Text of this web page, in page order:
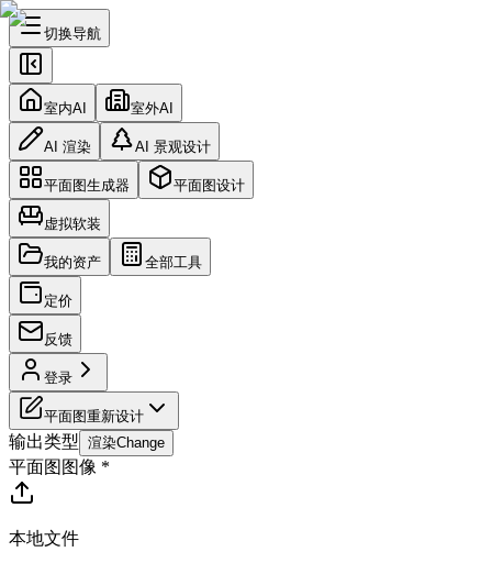
切换导航
室内AI 室外AI
AI 渲染 AI 景观设计
平面图生成器 平面图设计
虚拟软装
我的资产 全部工具
定价
反馈
登录
平面图重新设计
输出类型 渲染Change
平面图图像 *
本地文件